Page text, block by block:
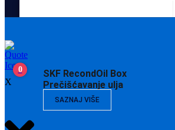
SKF RecondOil Box
Prečišćavanje ulja
SAZNAJ VIŠE
0
X